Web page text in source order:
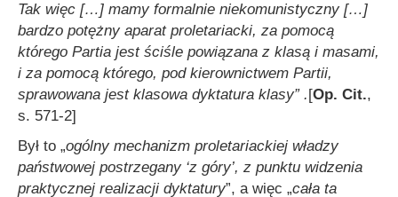
Tak więc […] mamy formalnie niekomunistyczny […]
bardzo potężny aparat proletariacki, za pomocą
którego Partia jest ściśle powiązana z klasą i masami,
i za pomocą którego, pod kierownictwem Partii,
sprawowana jest klasowa dyktatura klasy” .[Op. Cit.,
s. 571-2]
Był to „ogólny mechanizm proletariackiej władzy
państwowej postrzegany ‘z góry’, z punktu widzenia
praktycznej realizacji dyktatury”, a więc „cała ta